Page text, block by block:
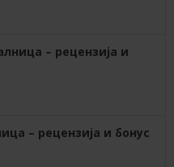
– рецензија и
– рецензија и бонус